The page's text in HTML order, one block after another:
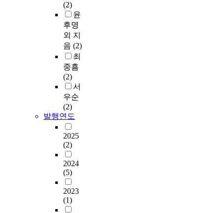
(2)
윤
후명
외 지
음 (2)
최
중흠
(2)
서
우순
(2)
발행연도
2025
(2)
2024
(5)
2023
(1)